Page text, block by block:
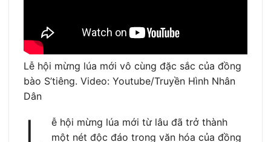
Lễ hội mừng lúa mới vô cùng đặc sắc của đồng
bào S’tiêng. Video: Youtube/Truyền Hình Nhân
Dân
L
ễ hội mừng lúa mới từ lâu đã trở thành
một nét độc đáo trong văn hóa của đồng